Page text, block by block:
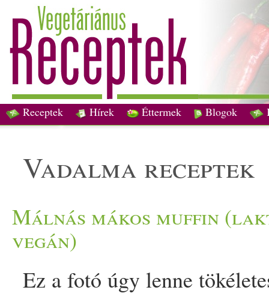
Receptek Hírek Éttermek Blogok
vadalma receptek
Málnás mákos muffin
vegán)
Ez a fotó úgy lenne